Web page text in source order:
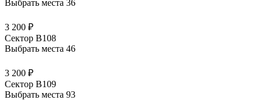
Выбрать места 36
3 200 ₽
Сектор В108
Выбрать места 46
3 200 ₽
Сектор В109
Выбрать места 93